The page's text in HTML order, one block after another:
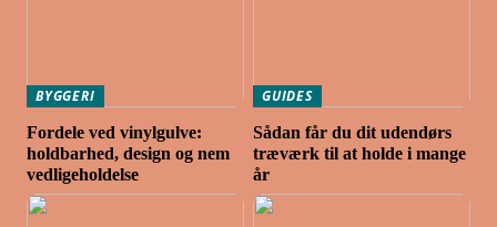
BYGGERI
Fordele ved vinylgulve:
holdbarhed, design og nem
vedligeholdelse
GUIDES
Sådan får du dit udendørs
træværk til at holde i mange
år